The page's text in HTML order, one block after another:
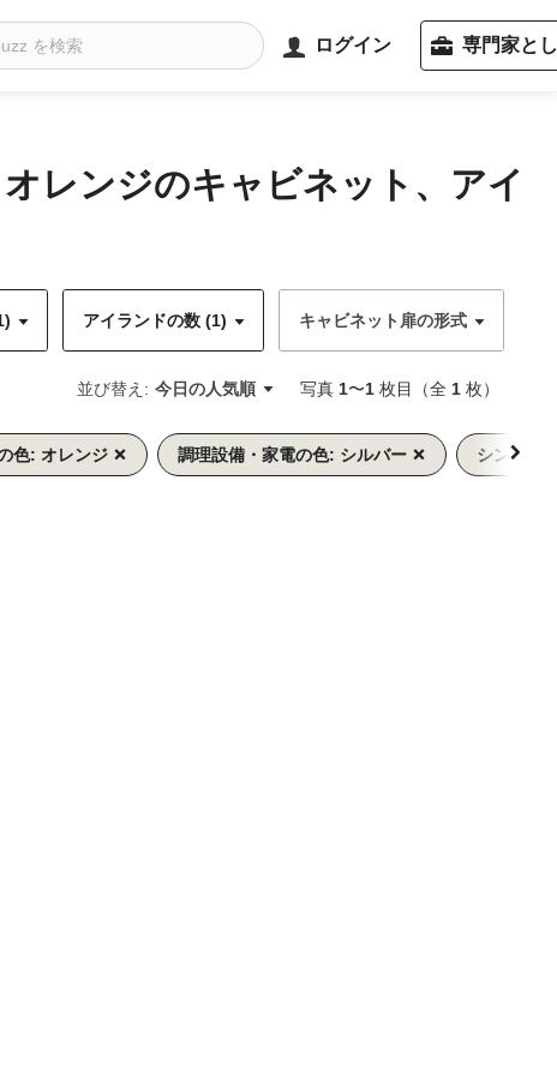
ログイン 専門家と
レンジのキャビネット、アイ
アイランドの数 (1) キャビネット扉の形式
並び替え: 今日の人気順 写真 1〜1 枚目（全 1 枚）
色: オレンジ 調理設備・家電の色: シルバー
シンク: